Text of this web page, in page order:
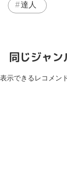
達人
同じジャ
表示できるレコメン